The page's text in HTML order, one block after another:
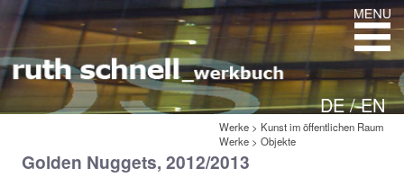
DE / EN
Werke > Kunst im öffentlichen Raum
Werke > Objekte
Golden Nuggets, 2012/2013